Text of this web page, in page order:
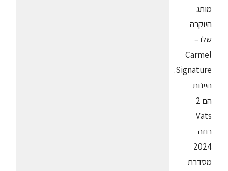
מותג
היוקרה
שלו –
Carmel
Signature.
היינות
הם 2
Vats
רוזה
2024
מסדרת